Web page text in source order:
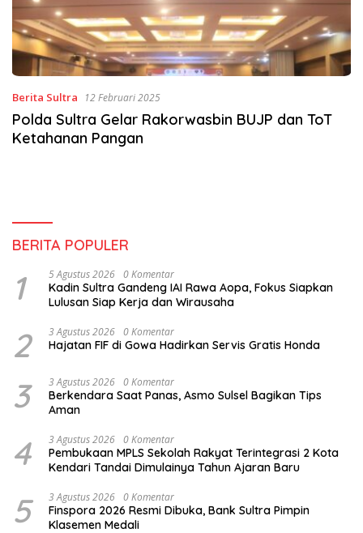
Berita Sultra 12 Februari 2025
Polda Sultra Gelar Rakorwasbin BUJP dan ToT
Ketahanan Pangan
BERITA POPULER
1 5 Agustus 2026 0 Komentar
Kadin Sultra Gandeng IAI Rawa Aopa, Fokus Siapkan
Lulusan Siap Kerja dan Wirausaha
2 3 Agustus 2026 0 Komentar
Hajatan FIF di Gowa Hadirkan Servis Gratis Honda
3 3 Agustus 2026 0 Komentar
Berkendara Saat Panas, Asmo Sulsel Bagikan Tips
Aman
4 3 Agustus 2026 0 Komentar
Pembukaan MPLS Sekolah Rakyat Terintegrasi 2 Kota
Kendari Tandai Dimulainya Tahun Ajaran Baru
5 3 Agustus 2026 0 Komentar
Finspora 2026 Resmi Dibuka, Bank Sultra Pimpin
Klasemen Medali